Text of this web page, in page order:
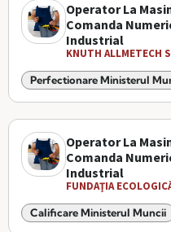
Operator La
Comanda
Industrial
KNUTH ALLMETECH
Perfectionare Ministerul
Operator La
Comanda
Industrial
FUNDAŢIA
Calificare Ministerul Muncii